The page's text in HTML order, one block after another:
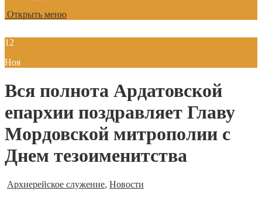
Открыть меню
12
Ноя
Вся полнота Ардатовской
епархии поздравляет Главу
Мордовской митрополии с
Днем тезоименитства
Архиерейское служение, Новости